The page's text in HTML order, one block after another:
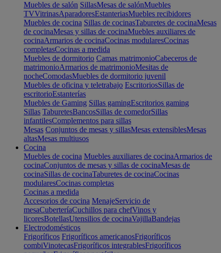
Muebles de salón SillasMesas de salónMuebles
TVVitrinasAparadoresEstanteriasMuebles recibidores
Muebles de cocina Sillas de cocinasTaburetes de cocinaMesas
de cocinaMesas y sillas de cocinaMuebles auxiliares de
cocinaArmarios de cocinaCocinas modularesCocinas
completasCocinas a medida
Muebles de dormitorio Camas matrimonioCabeceros de
matrimonioArmarios de matrimonioMesitas de
nocheComodasMuebles de dormitorio juvenil
Muebles de oficina y teletrabajo EscritoriosSillas de
escritorioEstanterías
Muebles de Gaming Sillas gamingEscritorios gaming
Sillas TaburetesBancosSillas de comedorSillas
infantilesComplementos para sillas
Mesas Conjuntos de mesas y sillasMesas extensiblesMesas
altasMesas multiusos
Cocina
Muebles de cocina Muebles auxiliares de cocinaArmarios de
cocinaConjuntos de mesas y sillas de cocinaMesas de
cocinaSillas de cocinaTaburetes de cocinaCocinas
modularesCocinas completas
Cocinas a medida
Accesorios de cocina MenajeServicio de
mesaCuberteríaCuchillos para chefVinos y
licoresBotellasUtensilios de cocinaVajillaBandejas
Electrodomésticos
Frigoríficos Frigoríficos americanosFrigoríficos
combiVinotecasFrigoríficos integrablesFrigoríficos